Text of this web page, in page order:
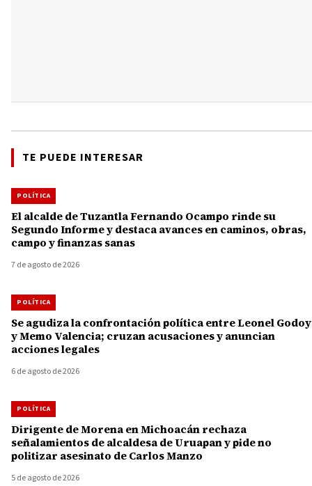
TE PUEDE INTERESAR
POLÍTICA
El alcalde de Tuzantla Fernando Ocampo rinde su
Segundo Informe y destaca avances en caminos, obras,
campo y finanzas sanas
7 de agosto de 2026
POLÍTICA
Se agudiza la confrontación política entre Leonel Godoy
y Memo Valencia; cruzan acusaciones y anuncian
acciones legales
6 de agosto de 2026
POLÍTICA
Dirigente de Morena en Michoacán rechaza
señalamientos de alcaldesa de Uruapan y pide no
politizar asesinato de Carlos Manzo
5 de agosto de 2026